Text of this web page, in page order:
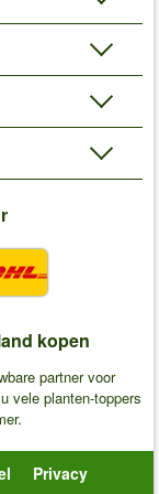
kopen
partner voor
vele planten-toppers
Privacy